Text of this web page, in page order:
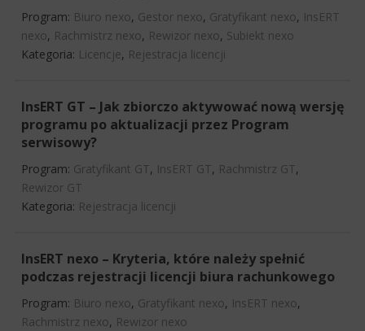
Program: Biuro nexo, Gestor nexo, Gratyfikant nexo, InsERT
nexo, Rachmistrz nexo, Rewizor nexo, Subiekt nexo
Kategoria: Licencje, Rejestracja licencji
InsERT GT – Jak zbiorczo aktywować nową wersję
programu po aktualizacji przez Program
serwisowy?
Program: Gratyfikant GT, InsERT GT, Rachmistrz GT,
Rewizor GT
Kategoria: Rejestracja licencji
InsERT nexo – Kryteria, które należy spełnić
podczas rejestracji licencji biura rachunkowego
Program: Biuro nexo, Gratyfikant nexo, InsERT nexo,
Rachmistrz nexo, Rewizor nexo